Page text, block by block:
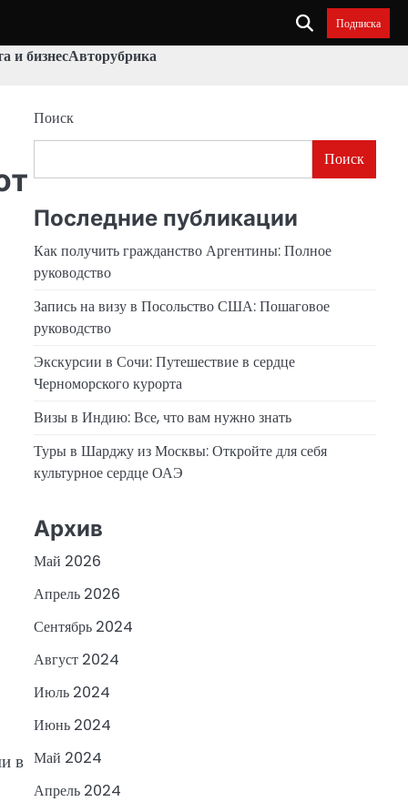
Подписка
и бизнесАвторубрика
в
Поиск
Поиск
Последние публикации
Как получить гражданство Аргентины: Полное
руководство
Запись на визу в Посольство США: Пошаговое
руководство
Экскурсии в Сочи: Путешествие в сердце
Черноморского курорта
Визы в Индию: Все, что вам нужно знать
Туры в Шарджу из Москвы: Откройте для себя
культурное сердце ОАЭ
Архив
Май 2026
Апрель 2026
Сентябрь 2024
Август 2024
Июль 2024
Июнь 2024
Май 2024
Апрель 2024